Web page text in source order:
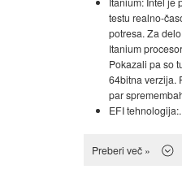
testu realno-
potresa. Za
Itanium
Pokazali pa so
64bitna verzija.
par
EFI
Preberi več »